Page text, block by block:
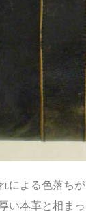
による色落ち
い本革と相ま